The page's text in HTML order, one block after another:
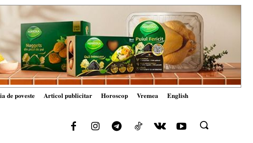
de poveste Articol publicitar Horoscop Vremea English